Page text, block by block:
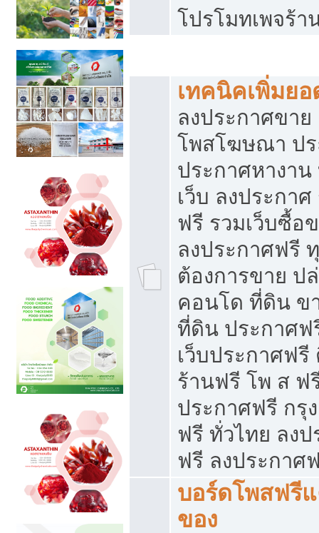
โปรโมทเพจร้า
เทคนิคเพิ่มย
ลงประกาศขา
โพสโฆษณา ป
ประกาศหางา
เว็บ ลงประกา
ฟรี รวมเว็บซื้อ
ลงประกาศฟรี
ต้องการขาย ป
คอนโด ที่ดิน ข
ที่ดิน ประกาศฟ
เว็บประกาศฟ
ร้านฟรี โพ ส ฟ
ประกาศฟรี กรุ
ฟรี ทั่วไทย ลง
ฟรี ลงประกาศ
บอร์ดโพสฟรี
ของ